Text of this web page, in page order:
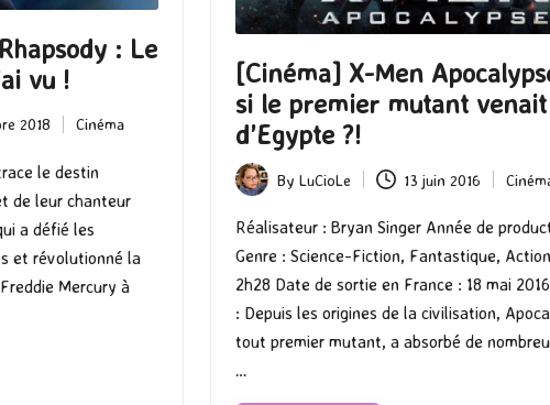
: Le
vu !
2018
Posted
in
Cinéma
le destin
de leur chanteur
a défié les
et révolutionné la
Mercury à
[Cinéma] X-Men
si le premier mutant venait
d’Egypte ?!
Posted
by
By LuCioLe 13 juin 2016
Réalisateur : Bryan Singer Année de
Genre : Science-Fiction, Fantastique,
2h28 Date de sortie en France : 18 mai
: Depuis les origines de la civilisation,
tout premier mutant, a absorbé de
…